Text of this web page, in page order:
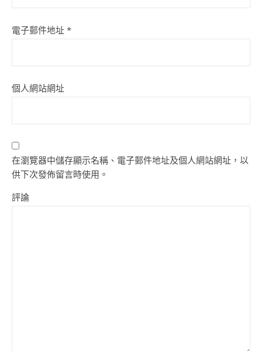
電子郵件地址 *
個人網站網址
在瀏覽器中儲存顯示名稱、電子郵件地址及個人網站網址，以
供下次發佈留言時使用。
評論